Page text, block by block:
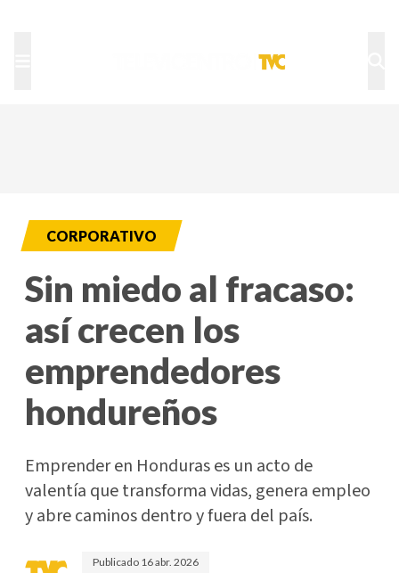
CORPORATIVO
Sin miedo al fracaso:
así crecen los
emprendedores
hondureños
Emprender en Honduras es un acto de
valentía que transforma vidas, genera empleo
y abre caminos dentro y fuera del país.
Publicado 16 abr. 2026